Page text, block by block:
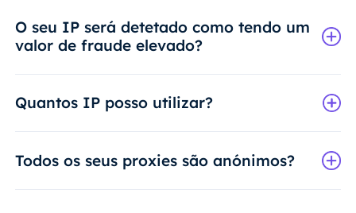
O seu IP será detetado como tendo um
valor de fraude elevado?
Quantos IP posso utilizar?
Todos os seus proxies são anónimos?